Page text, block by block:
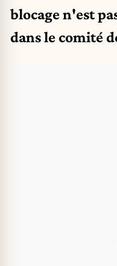
blocage n'est
dans le comité